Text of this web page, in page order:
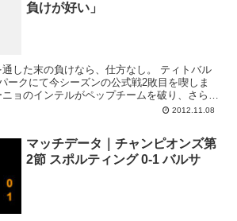
負けが好い」
末の負けなら、仕方なし。 ティトバル
ークにて今シーズンの公式戦2敗目を喫しま
ョのインテルがペップチームを破り、さらに
2012.11.08
マッチデータ｜チャンピオンズ第
2節 スポルティング 0-1 バルサ